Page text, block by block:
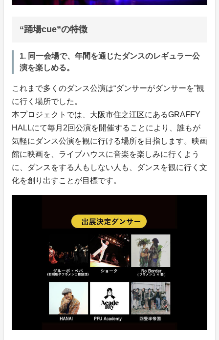
“踊場cue”の特徴
1. 同一会場で、年間を通じたダンスのレギュラー公
演を楽しめる。
これまで多くのダンス公演は“ダンサーがダンサーを”観
に行く場所でした。
本プロジェクトでは、大阪市住之江区にあるGRAFFY
HALLにて毎月2回公演を開催することにより、誰もが
気軽にダンス公演を観に行ける場所を目指します。映画
館に映画を、ライブハウスに音楽を楽しみに行くよう
に、ダンスをする人もしない人も、ダンスを観に行く文
化を創り出すことが目標です。